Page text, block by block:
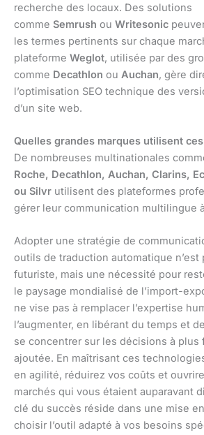
recherche des locaux. Des solutions
comme Semrush ou Writesonic
les termes pertinents sur chaque
plateforme Weglot, utilisée par des
comme Decathlon ou Auchan, gère
l’optimisation SEO technique des
d’un site web.
Quelles grandes marques utilisent
De nombreuses multinationales
Roche, Decathlon, Auchan, Clarins,
ou Silvr utilisent des plateformes
gérer leur communication multilingue
Adopter une stratégie de
outils de traduction automatique n’est
futuriste, mais une nécessité pour
le paysage mondialisé de l’import-
ne vise pas à remplacer l’expertise
l’augmenter, en libérant du temps et
se concentrer sur les décisions à plus
ajoutée. En maîtrisant ces
en agilité, réduirez vos coûts et
marchés qui vous étaient auparavant
clé du succès réside dans une mise
choisir l’outil adapté à vos besoins